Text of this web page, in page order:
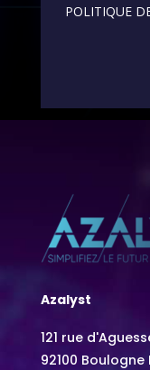
POLITIQUE
Azalyst
121 rue
92100